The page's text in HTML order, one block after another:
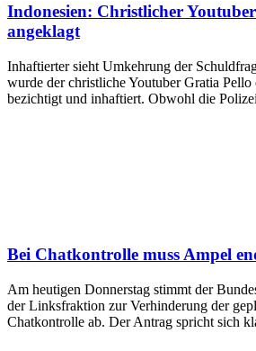
Indonesien: Christlicher
angeklagt
Inhaftierter sieht Umkehrung der
wurde der christliche Youtuber Gratia Pello
bezichtigt und inhaftiert. Obwohl die
Bei Chatkontrolle muss Ampel
Am heutigen Donnerstag stimmt der
der Linksfraktion zur Verhinderung der
Chatkontrolle ab. Der Antrag spricht sich